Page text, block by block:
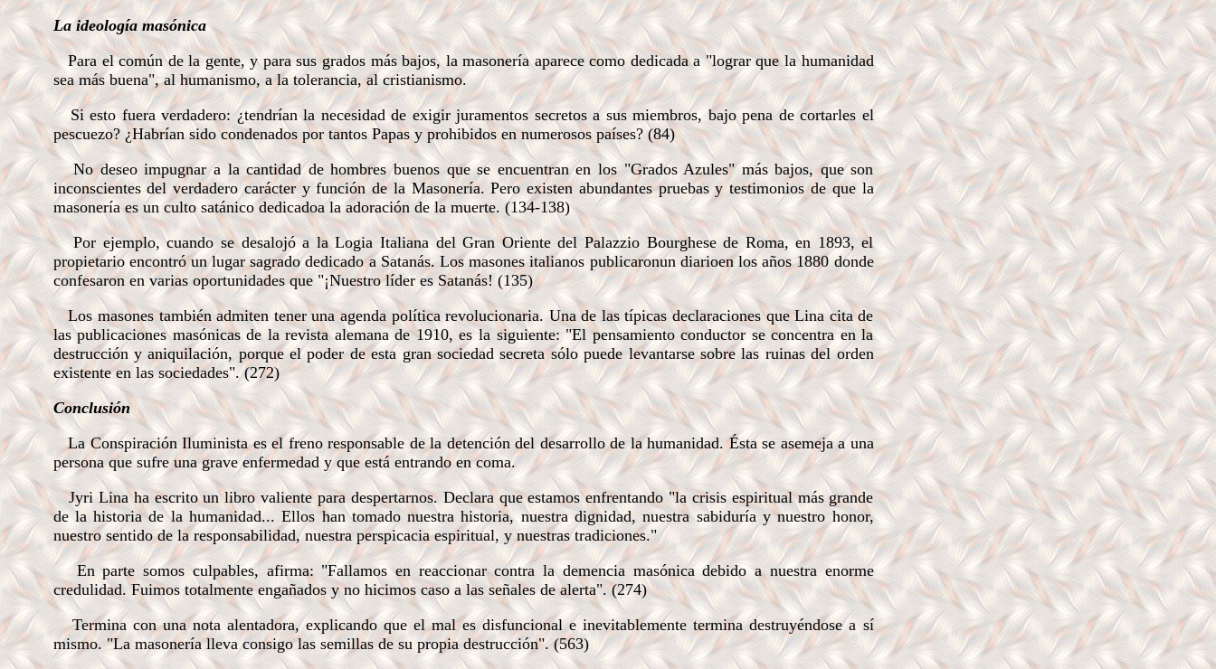
La ideología masónica
Para el común de la gente, y para sus grados más bajos, la masonería aparece como dedicada a "lograr que la humanidad
sea más buena", al humanismo, a la tolerancia, al cristianismo.
Si esto fuera verdadero: ¿tendrían la necesidad de exigir juramentos secretos a sus miembros, bajo pena de cortarles el
pescuezo? ¿Habrían sido condenados por tantos Papas y prohibidos en numerosos países? (84)
No deseo impugnar a la cantidad de hombres buenos que se encuentran en los "Grados Azules" más bajos, que son
inconscientes del verdadero carácter y función de la Masonería. Pero existen abundantes pruebas y testimonios de que la
masonería es un culto satánico dedicadoa la adoración de la muerte. (134-138)
Por ejemplo, cuando se desalojó a la Logia Italiana del Gran Oriente del Palazzio Bourghese de Roma, en 1893, el
propietario encontró un lugar sagrado dedicado a Satanás. Los masones italianos publicaronun diarioen los años 1880 donde
confesaron en varias oportunidades que "¡Nuestro líder es Satanás! (135)
Los masones también admiten tener una agenda política revolucionaria. Una de las típicas declaraciones que Lina cita de
las publicaciones masónicas de la revista alemana de 1910, es la siguiente: "El pensamiento conductor se concentra en la
destrucción y aniquilación, porque el poder de esta gran sociedad secreta sólo puede levantarse sobre las ruinas del orden
existente en las sociedades". (272)
Conclusión
La Conspiración Iluminista es el freno responsable de la detención del desarrollo de la humanidad. Ésta se asemeja a una
persona que sufre una grave enfermedad y que está entrando en coma.
Jyri Lina ha escrito un libro valiente para despertarnos. Declara que estamos enfrentando "la crisis espiritual más grande
de la historia de la humanidad... Ellos han tomado nuestra historia, nuestra dignidad, nuestra sabiduría y nuestro honor,
nuestro sentido de la responsabilidad, nuestra perspicacia espiritual, y nuestras tradiciones."
En parte somos culpables, afirma: "Fallamos en reaccionar contra la demencia masónica debido a nuestra enorme
credulidad. Fuimos totalmente engañados y no hicimos caso a las señales de alerta". (274)
Termina con una nota alentadora, explicando que el mal es disfuncional e inevitablemente termina destruyéndose a sí
mismo. "La masonería lleva consigo las semillas de su propia destrucción". (563)